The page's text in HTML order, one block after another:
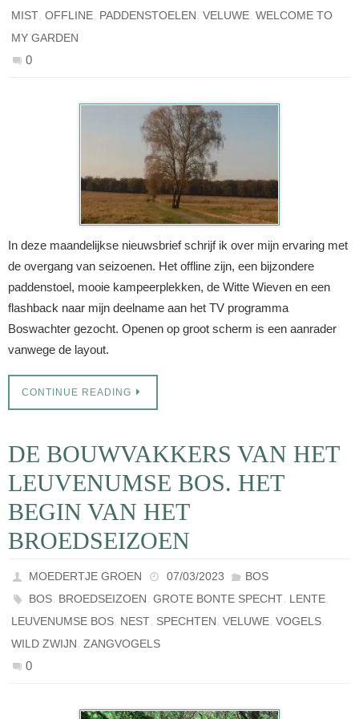
MIST, OFFLINE, PADDENSTOELEN, VELUWE, WELCOME TO
MY GARDEN
0
In deze maandelijkse nieuwsbrief schrijf ik over mijn ervaring met
de overgang van seizoenen. Het offline zijn, een bijzondere
paddenstoel, mooie kampeerplekken, de Witte Wieven en een
flashback naar mijn deelname aan het TV programma
Boswachter gezocht. Openen op groot scherm is een aanrader
vanwege de layout.
CONTINUE READING
DE BOUWVAKKERS VAN HET
LEUVENUMSE BOS. HET
BEGIN VAN HET
BROEDSEIZOEN
MOEDERTJE GROEN 07/03/2023
BOS
BOS, BROEDSEIZOEN,GROTE BONTE SPECHT, LENTE,
LEUVENUMSE BOS, NEST, SPECHTEN, VELUWE, VOGELS,
WILD ZWIJN, ZANGVOGELS
0